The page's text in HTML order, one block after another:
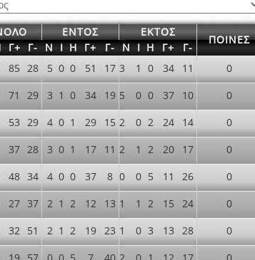
ΕΝΤΟΣ ΕΚΤΟΣ
ΠΟΙΝΕΣ
Γ+ Γ- Ν Ι Η Γ+ Γ- Ν Ι Η Γ+
Γ-
85 28 5 0 0 51 17 3 1 0 34 11
0
71 29 3 1 0 34 19 5 0 0 37 10
0
53 29 4 0 1 29 15 2 0 2 24 14
0
37 28 3 0 1 17 11 2 1 2 20 17
0
48 34 4 0 0 37 8 0 0 5 11 26
0
27 37 2 1 2 12 13 1 1 2 15 24
0
32 51 2 1 2 19 23 1 0 3 13 28
0